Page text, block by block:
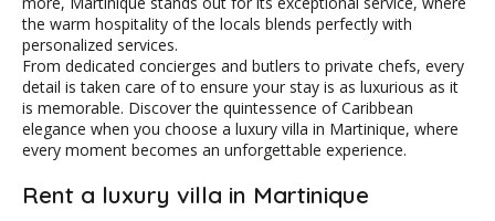
the warm hospitality of the locals blends perfectly with
personalized services.
From dedicated concierges and butlers to private chefs, every
detail is taken care of to ensure your stay is as luxurious as it
is memorable. Discover the quintessence of Caribbean
elegance when you choose a luxury villa in Martinique, where
every moment becomes an unforgettable experience.
Rent a luxury villa in Martinique